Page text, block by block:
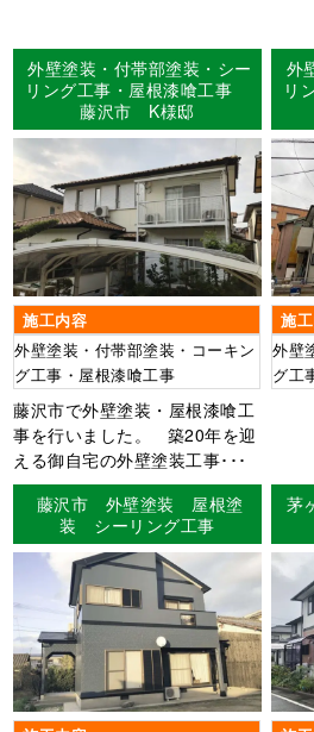
外壁塗装・付帯部塗装・シー
リング工事・屋根漆喰工事
藤沢市 K様邸
施工内容
外壁塗装・付帯部塗装・コーキン
グ工事・屋根漆喰工事
藤沢市で外壁塗装・屋根漆喰工
事を行いました。 築20年を迎
える御自宅の外壁塗装工事･･･
外
リ
施
外壁
グ工
藤沢市 外壁塗装 屋根塗
装 シーリング工事
茅